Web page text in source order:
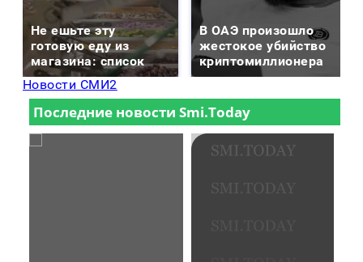
Не ешьте эту
готовую еду из
магазина: список
В ОАЭ произошло
жестокое убийство
криптомиллионера
Новости СМИ2